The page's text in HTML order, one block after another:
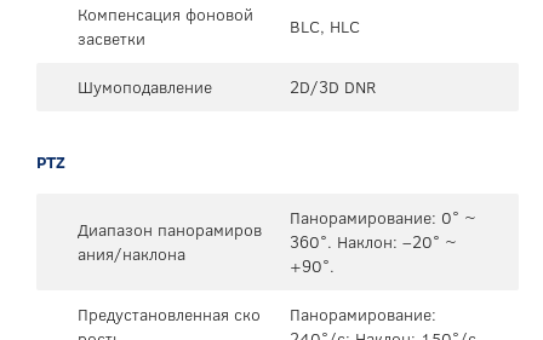
Компенсация фоновой
засветки
BLC, HLC
Шумоподавление 2D/3D DNR
PTZ
Диапазон панорамиров
ания/наклона
Панорамирование: 0° ~
360°. Наклон: –20° ~
+90°.
Предустановленная ско
Панорамирование: